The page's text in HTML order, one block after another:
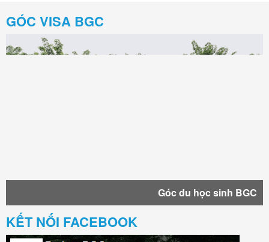
GÓC VISA BGC
Góc du học sinh BGC
KẾT NỐI FACEBOOK